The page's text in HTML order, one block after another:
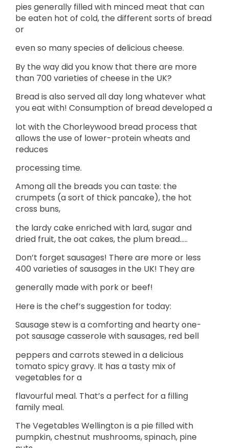
pies generally filled with minced meat that can
be eaten hot of cold, the different sorts of bread
or
even so many species of delicious cheese.
By the way did you know that there are more
than 700 varieties of cheese in the UK?
Bread is also served all day long whatever what
you eat with! Consumption of bread developed a
lot with the Chorleywood bread process that
allows the use of lower-protein wheats and
reduces
processing time.
Among all the breads you can taste: the
crumpets (a sort of thick pancake), the hot
cross buns,
the lardy cake enriched with lard, sugar and
dried fruit, the oat cakes, the plum bread…..
Don’t forget sausages! There are more or less
400 varieties of sausages in the UK! They are
generally made with pork or beef!
Here is the chef’s suggestion for today:
Sausage stew is a comforting and hearty one-
pot sausage casserole with sausages, red bell
peppers and carrots stewed in a delicious
tomato spicy gravy. It has a tasty mix of
vegetables for a
flavourful meal. That’s a perfect for a filling
family meal.
The Vegetables Wellington is a pie filled with
pumpkin, chestnut mushrooms, spinach, pine